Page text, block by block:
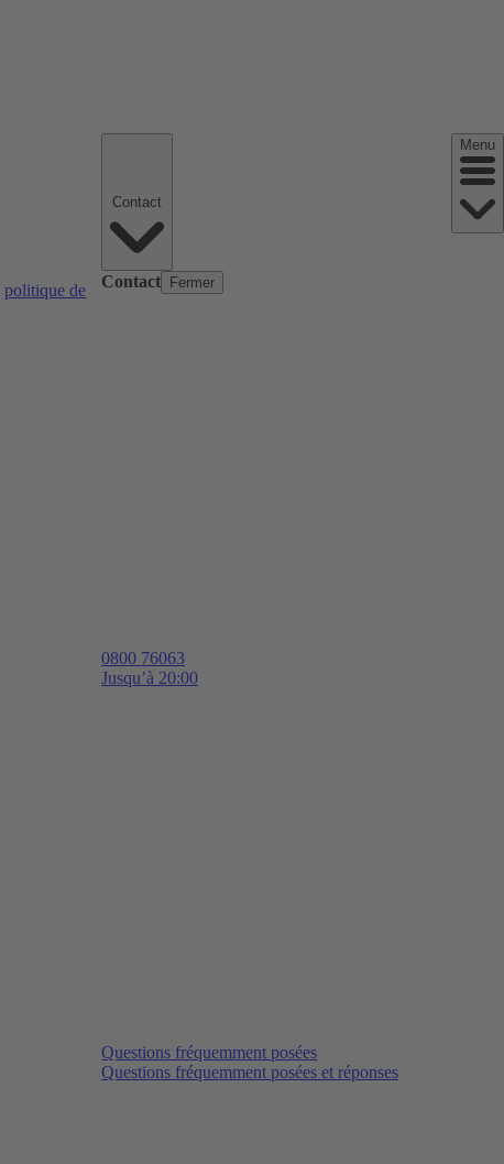
politique de
Contact Fermer
0800 76063
Jusqu’à 20:00
Questions fréquemment posées
Questions fréquemment posées et réponses
Menu